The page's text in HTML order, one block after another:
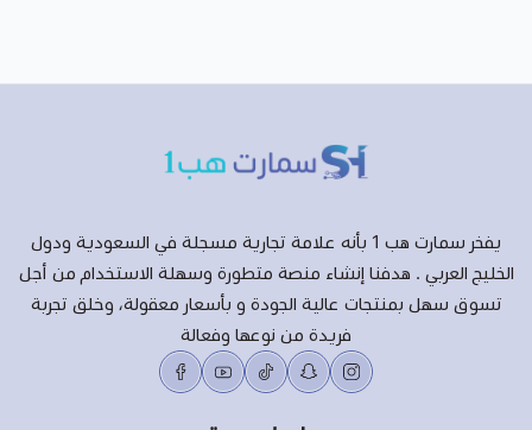
يفخر سمارت هب 1 بأنه علامة تجارية مسجلة في السعودية ودول
الخليج العربي . هدفنا إنشاء منصة متطورة وسهلة الاستخدام من أجل
تسوق سهل بمنتجات عالية الجودة و بأسعار معقولة، وخلق تجربة
فريدة من نوعها وفعالة